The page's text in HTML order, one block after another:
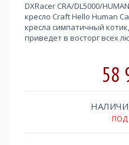
DXRacer CRA/DL5000/
кресло Craft Hello Human
кресла симпатичный
приведет в восторг всех
58
ПОД